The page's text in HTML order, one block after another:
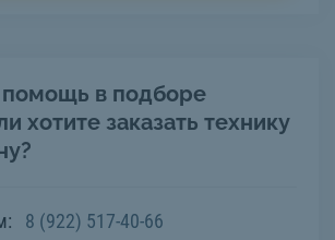
помощь в подборе
хотите заказать технику
8 (922) 517-40-66